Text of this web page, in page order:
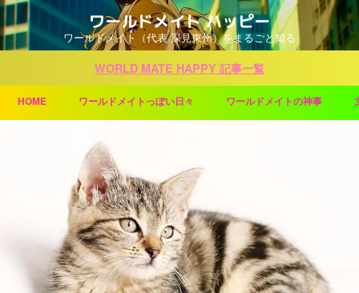
ワールドメイト ハッピー
ワールドメイト（代表 深見東州）をまるごと知る
WORLD MATE HAPPY 記事一覧
HOME ワールドメイトっぽい日々 ワールドメイトの神事